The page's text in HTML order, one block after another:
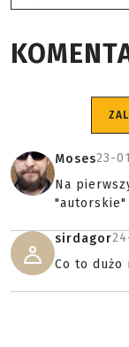
Moses23-
Na
sirdagor
Co to dużo